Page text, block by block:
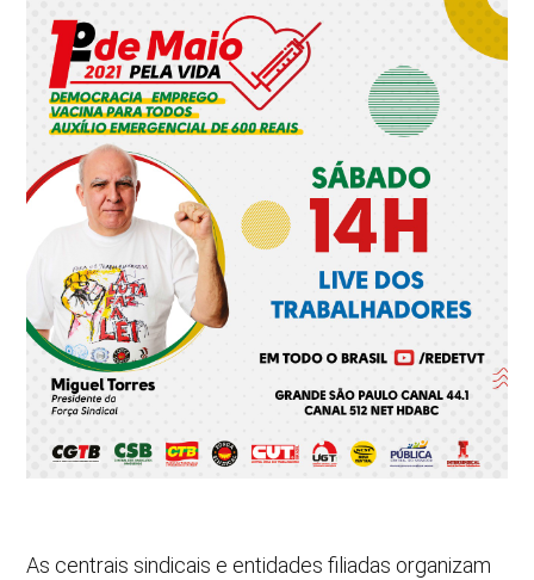
As centrais sindicais e entidades filiadas organizam